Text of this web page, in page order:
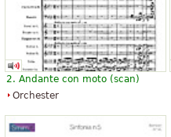
2. Andante con moto (scan)
Orchester